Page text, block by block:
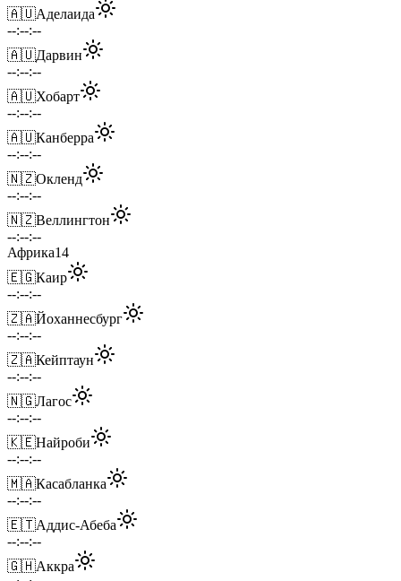
🇦🇺Аделаида
--:--:--
🇦🇺Дарвин
--:--:--
🇦🇺Хобарт
--:--:--
🇦🇺Канберра
--:--:--
🇳🇿Окленд
--:--:--
🇳🇿Веллингтон
--:--:--
Африка14
🇪🇬Каир
--:--:--
🇿🇦Йоханнесбург
--:--:--
🇿🇦Кейптаун
--:--:--
🇳🇬Лагос
--:--:--
🇰🇪Найроби
--:--:--
🇲🇦Касабланка
--:--:--
🇪🇹Аддис-Абеба
--:--:--
🇬🇭Аккра